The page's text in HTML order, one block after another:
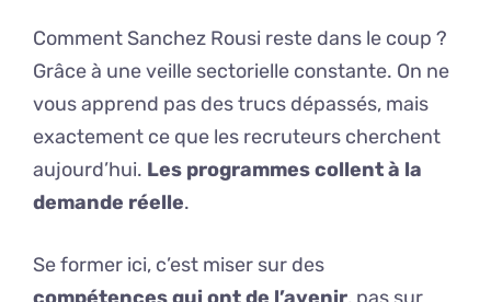
Comment Sanchez Rousi reste dans le coup ?
Grâce à une veille sectorielle constante. On ne
vous apprend pas des trucs dépassés, mais
exactement ce que les recruteurs cherchent
aujourd’hui. Les programmes collent à la
demande réelle.
Se former ici, c’est miser sur des